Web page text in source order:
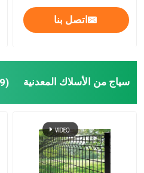
اتصل بنا
سياج من الأسلاك المعدنية (49)